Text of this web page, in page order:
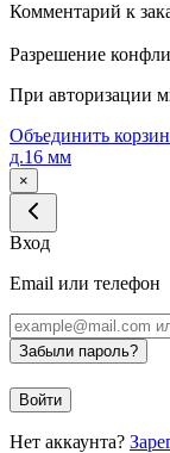
Комментарий к
Разрешение
При авторизации
Объединить
д.16 мм
×
Вход
Email или телефон
Забыли пароль?
Войти
Нет аккаунта?